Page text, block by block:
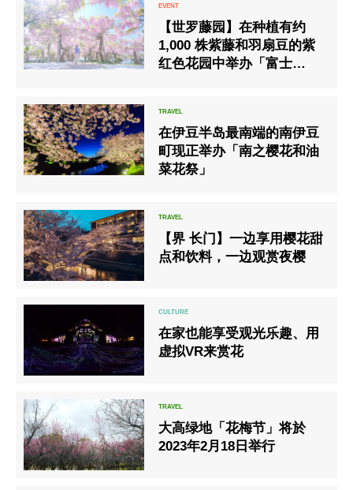
【世罗藤园】在种植有约
1,000 株紫藤和羽扇豆的紫
红色花园中举办「富士
在伊豆半岛最南端的南伊豆
町现正举办「南之樱花和油
菜花祭」
【界 长门】一边享用樱花甜
点和饮料，一边观赏夜樱
在家也能享受观光乐趣、用
虚拟VR来赏花
大高绿地「花梅节」将於
2023年2月18日举行